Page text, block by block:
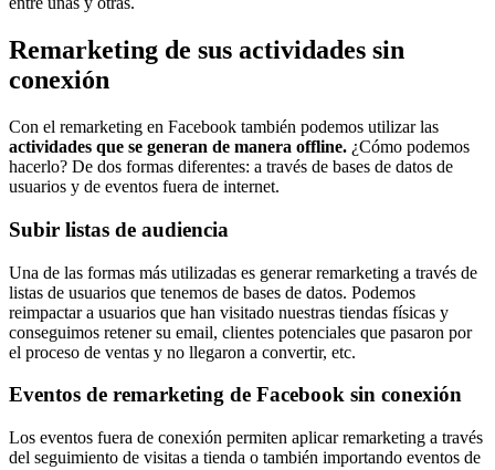
Remarketing de sus actividades sin
conexión
Con el remarketing en Facebook también podemos utilizar las
actividades que se generan de manera offline. ¿Cómo podemos
hacerlo? De dos formas diferentes: a través de bases de datos de
usuarios y de eventos fuera de internet.
Subir listas de audiencia
Una de las formas más utilizadas es generar remarketing a través de
listas de usuarios que tenemos de bases de datos. Podemos
reimpactar a usuarios que han visitado nuestras tiendas físicas y
conseguimos retener su email, clientes potenciales que pasaron por
el proceso de ventas y no llegaron a convertir, etc.
Eventos de remarketing de Facebook sin conexión
Los eventos fuera de conexión permiten aplicar remarketing a través
del seguimiento de visitas a tienda o también importando eventos de